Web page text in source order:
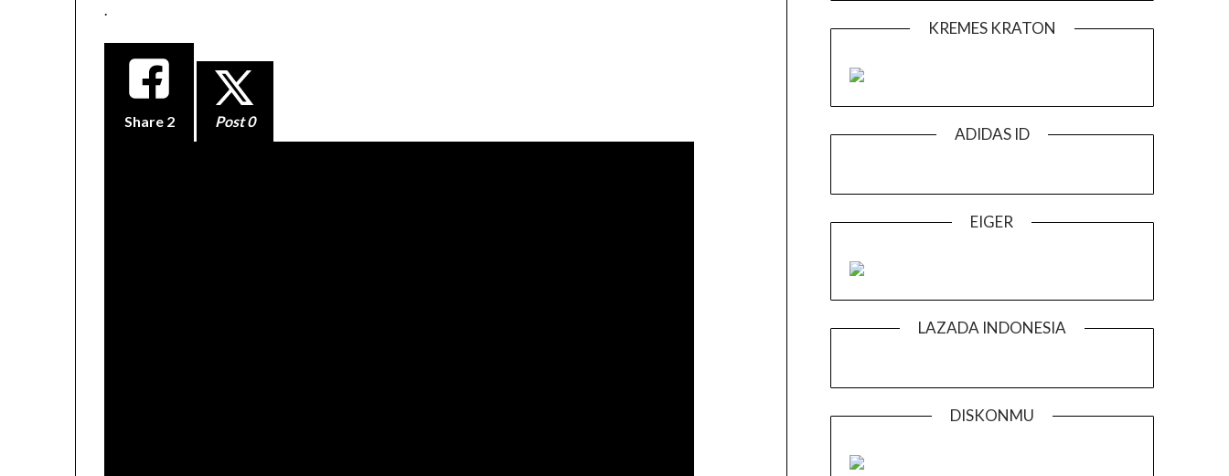
.
Share 2 Post 0
KREMES KRATON
ADIDAS ID
EIGER
LAZADA INDONESIA
DISKONMU